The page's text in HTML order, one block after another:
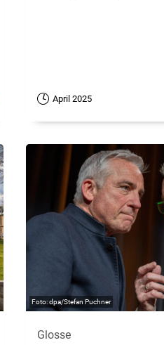
April 2025
dpa/Stefan Puchner
Glosse